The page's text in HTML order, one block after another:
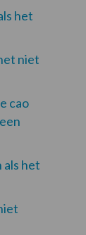
het
niet
cao
het